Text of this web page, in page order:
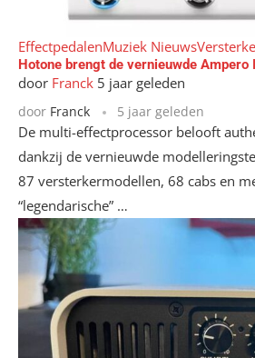
EffectpedalenMuziek Nieuws
Hotone brengt de vernieuwde Ampero
door Franck 5 jaar geleden
door Franck 5 jaar geleden
De multi-effectprocessor belooft
dankzij de vernieuwde
87 versterkermodellen, 68 cabs en
“legendarische” …